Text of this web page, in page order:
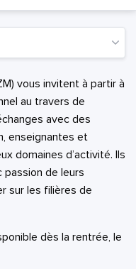
vous invitent à partir à
au travers de
avec des
enseignantes et
domaines d’activité. Ils
de leurs
sur les filières de
dès la rentrée, le